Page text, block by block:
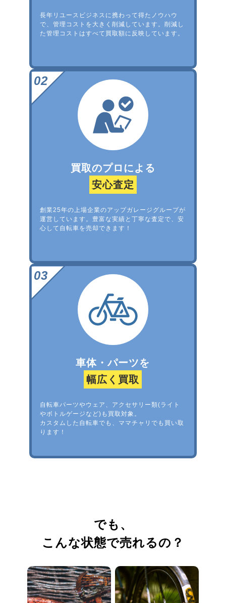
長年リユースビジネスに携わって得たノウハウ
で、管理コストを大きく削減しています。削減し
た管理コストはすべて買取額に反映しています。
買取のプロによる
安心査定
創業25年の上場企業のアップガレージグループが
運営しています。豊富な実績と丁寧な査定で、安
心して自転車を売却できます！
車体・パーツを
幅広く買取
自転車パーツやウェア、アクセサリー類(ライト
やボトルゲージなど)も買取対象。
カスタムした自転車でも、ママチャリでも買い取
ります！
でも、
こんな状態で売れるの？